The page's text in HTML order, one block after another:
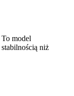
model
niż